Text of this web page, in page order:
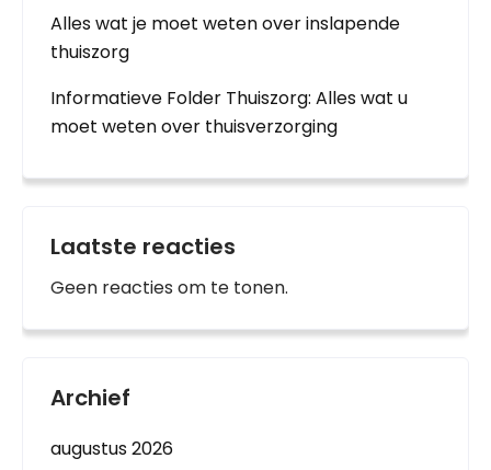
Alles wat je moet weten over inslapende
thuiszorg
Informatieve Folder Thuiszorg: Alles wat u
moet weten over thuisverzorging
Laatste reacties
Geen reacties om te tonen.
Archief
augustus 2026